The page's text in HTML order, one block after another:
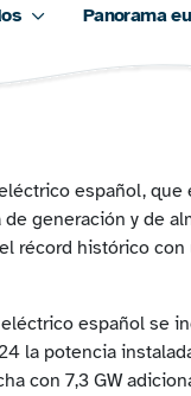
Panorama
español, que
generación y de
récord histórico
español se
la potencia
con 7,3 GW